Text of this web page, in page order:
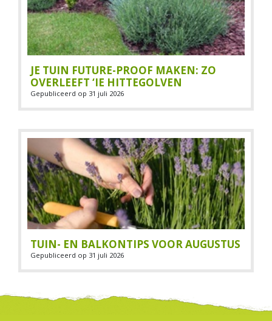
JE TUIN FUTURE-PROOF MAKEN: ZO
OVERLEEFT ‘IE HITTEGOLVEN
Gepubliceerd op 31 juli 2026
TUIN- EN BALKONTIPS VOOR AUGUSTUS
Gepubliceerd op 31 juli 2026